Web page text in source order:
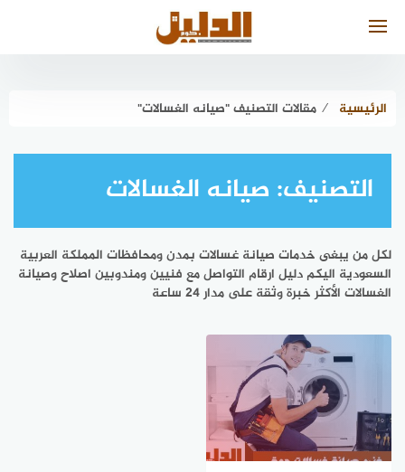
الرئيسية ⁄ مقالات التصنيف "صيانه الغسالات"
التصنيف: صيانه الغسالات
لكل من يبغى خدمات صيانة غسالات بمدن ومحافظات المملكة العربية
السعودية اليكم دليل ارقام التواصل مع فنيين ومندوبين اصلاح وصيانة
الغسالات الأكثر خبرة وثقة على مدار 24 ساعة